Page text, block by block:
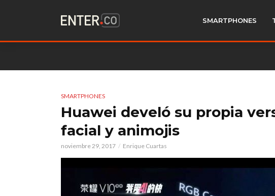
SMARTPHONES
SMARTPHONES
Huawei develó su propia
facial y animojis
noviembre 29, 2017 Enrique Cuartas